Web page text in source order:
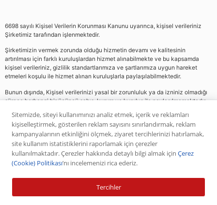
6698 sayılı Kişisel Verilerin Korunması Kanunu uyarınca, kişisel verileriniz
Şirketimiz tarafından işlenmektedir.
Şirketimizin vermek zorunda olduğu hizmetin devamı ve kalitesinin
artırılması için farklı kuruluşlardan hizmet alınabilmekte ve bu kapsamda
kişisel verileriniz, gizlilik standartlarımıza ve şartlarımıza uygun hareket
etmeleri koşulu ile hizmet alınan kuruluşlarla paylaşılabilmektedir.
Bunun dışında, Kişisel verilerinizi yasal bir zorunluluk ya da izniniz olmadığı
sürece herhangi bir üçüncü şahıs, kurum ve kuruluş ile paylaşılmamaktadır.
Web sitemizde yer alan analiz, yorum ve tavsiyeler yatırım danışmanlığı
kapsamında değildir. Bu tavsiyeler genel nitelikte olup, özel olarak sizin mali
durumunuz ile risk ve getiri tercihlerinize uygun olarak hazırlanmamıştır. Bu
nedenle, sadece burada yer alan bilgilere dayanılarak yatırım kararı verilmesi
beklentilerinize uygun sonuçlar doğurmayabilir. Yapılan tüm yorumlar
iyi ve en doğru araştırmaların bütünüyle iyi niyetli bir ürünüdür. Yorumlar ve
Sitemizde, siteyi kullanımınızı analiz etmek, içerik ve reklamları
kişiselleştirmek, gösterilen reklam sayısını sınırlandırmak, reklam
kampanyalarının etkinliğini ölçmek, ziyaret tercihlerinizi hatırlamak,
site kullanım istatistiklerini raporlamak için çerezler
kullanılmaktadır. Çerezler hakkında detaylı bilgi almak için Çerez
(Cookie) Politikası’nı incelemenizi rica ederiz.
Tercihler